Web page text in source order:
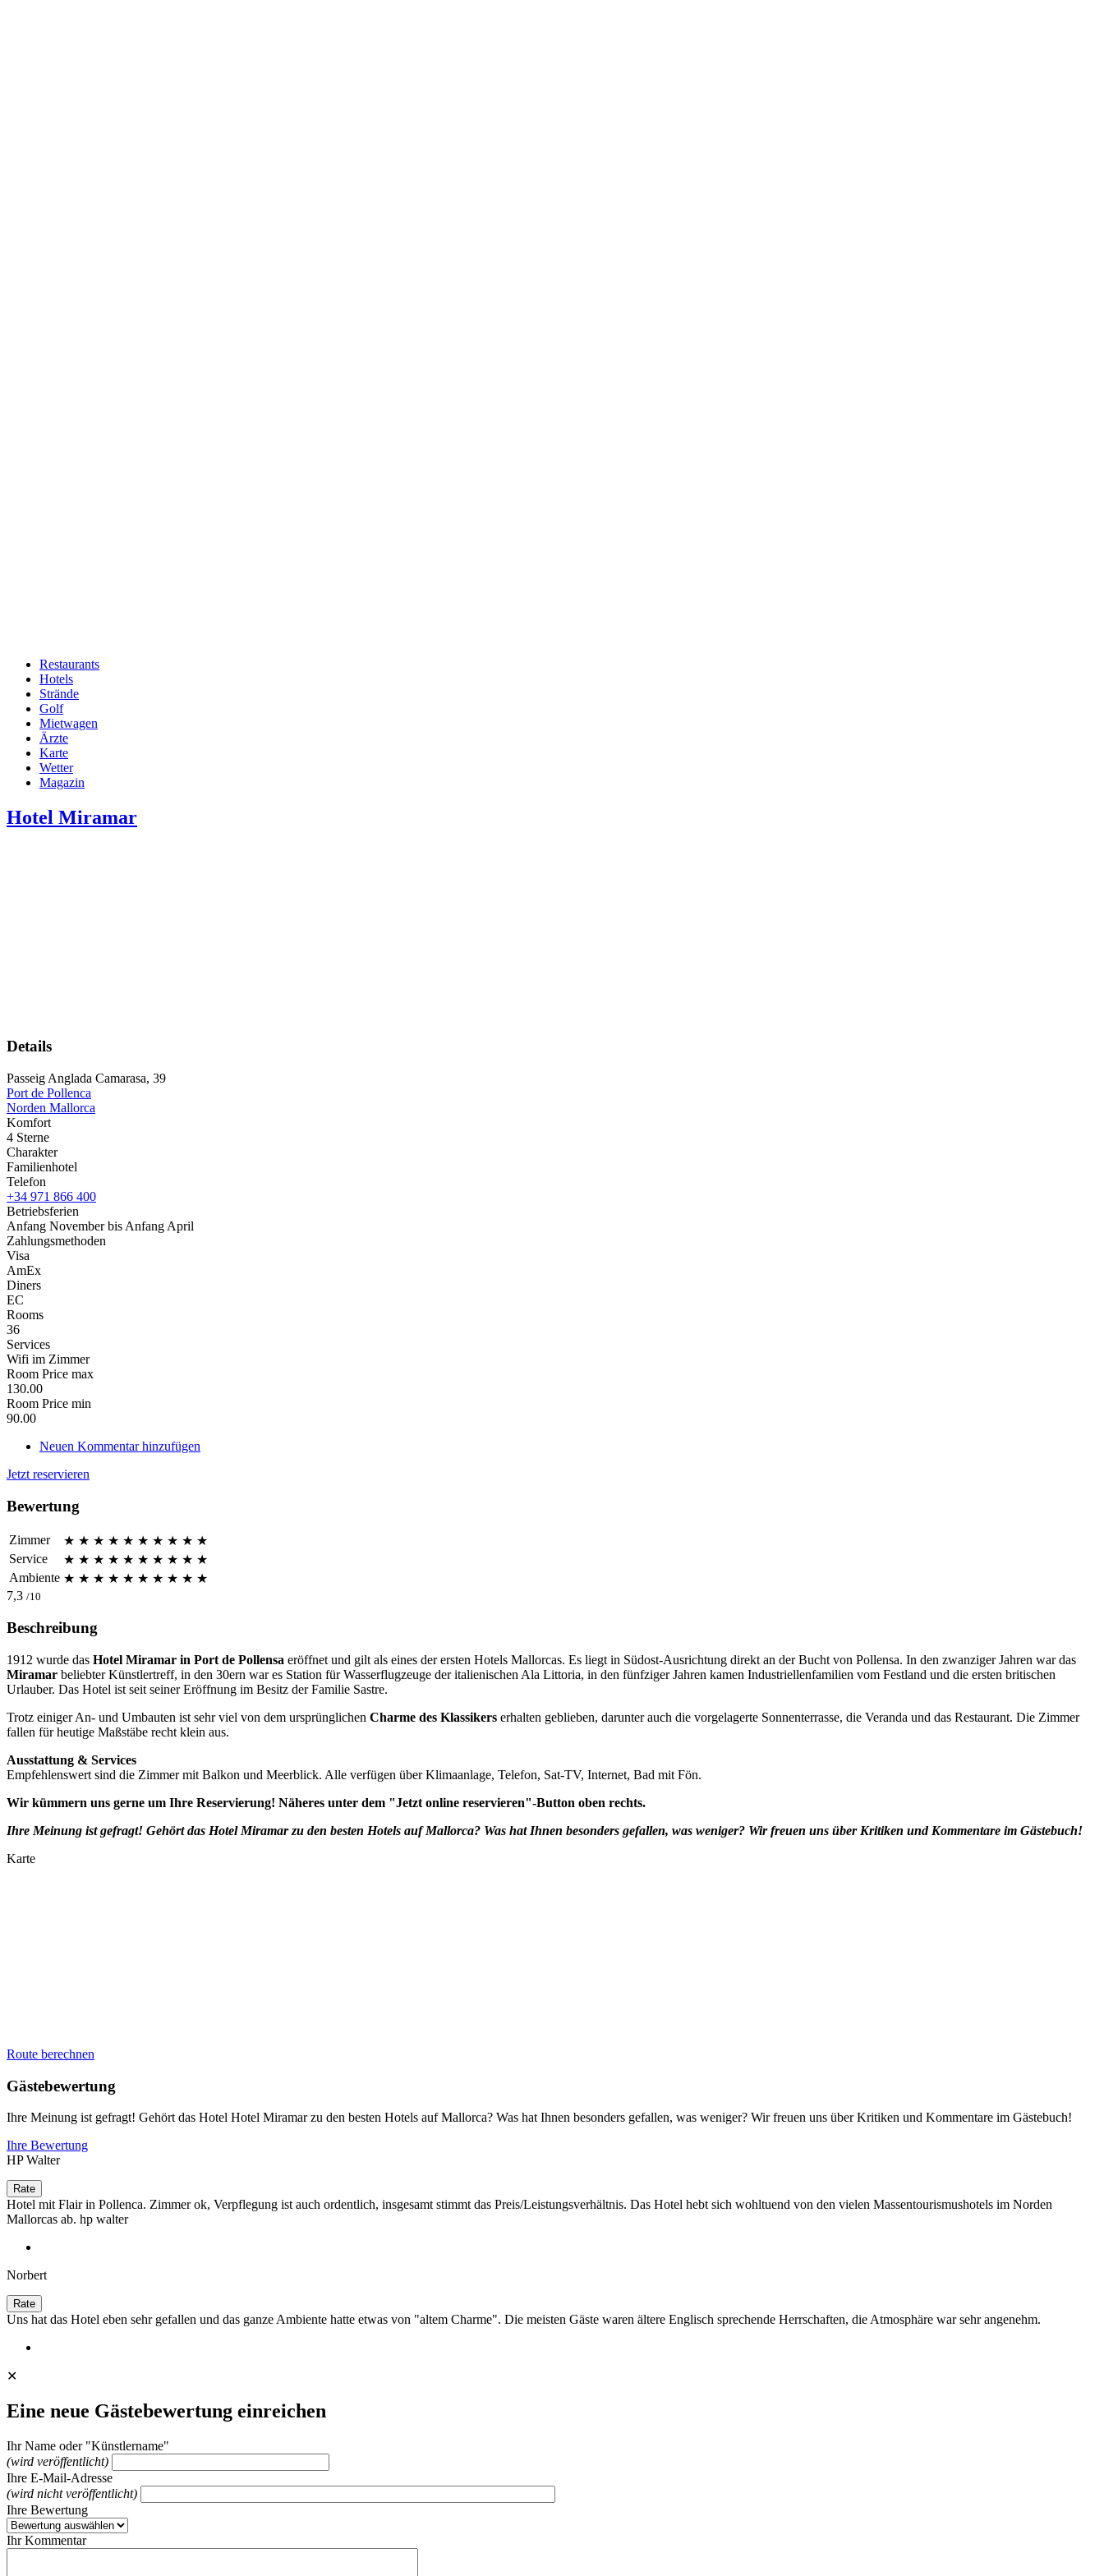
Hauptnavigation
Restaurants
Hotels
Strände
Golf
Mietwagen
Ärzte
Karte
Wetter
Magazin
Hotel Miramar
Details
Passeig Anglada Camarasa, 39
Port de Pollenca
Norden Mallorca
Komfort
4 Sterne
Charakter
Familienhotel
Telefon
+34 971 866 400
Betriebsferien
Anfang November bis Anfang April
Zahlungsmethoden
Visa
AmEx
Diners
EC
Rooms
36
Services
Wifi im Zimmer
Room Price max
130.00
Room Price min
90.00
Neuen Kommentar hinzufügen
Jetzt reservieren
Bewertung
Zimmer ★ ★ ★ ★ ★ ★ ★ ★ ★ ★
Service
★ ★ ★ ★ ★ ★ ★ ★ ★ ★
Ambiente ★ ★ ★ ★ ★ ★ ★ ★ ★ ★
7,3 /10
Beschreibung
1912 wurde das Hotel Miramar in Port de Pollensa eröffnet und gilt als eines der ersten Hotels Mallorcas. Es liegt in Südost-Ausrichtung direkt an der Bucht von Pollensa. In den zwanziger Jahren war das
Miramar beliebter Künstlertreff, in den 30ern war es Station für Wasserflugzeuge der italienischen Ala Littoria, in den fünfziger Jahren kamen Industriellenfamilien vom Festland und die ersten britischen
Urlauber. Das Hotel ist seit seiner Eröffnung im Besitz der Familie Sastre.
Trotz einiger An- und Umbauten ist sehr viel von dem ursprünglichen Charme des Klassikers erhalten geblieben, darunter auch die vorgelagerte Sonnenterrasse, die Veranda und das Restaurant. Die Zimmer
fallen für heutige Maßstäbe recht klein aus.
Ausstattung & Services
Empfehlenswert sind die Zimmer mit Balkon und Meerblick. Alle verfügen über Klimaanlage, Telefon, Sat-TV, Internet, Bad mit Fön.
Wir kümmern uns gerne um Ihre Reservierung! Näheres unter dem "Jetzt online reservieren"-Button oben rechts.
Ihre Meinung ist gefragt! Gehört das Hotel Miramar zu den besten Hotels auf Mallorca? Was hat Ihnen besonders gefallen, was weniger? Wir freuen uns über Kritiken und Kommentare im Gästebuch!
Karte
Route berechnen
Gästebewertung
Ihre Meinung ist gefragt! Gehört das Hotel Hotel Miramar zu den besten Hotels auf Mallorca? Was hat Ihnen besonders gefallen, was weniger? Wir freuen uns über Kritiken und Kommentare im Gästebuch!
Ihre Bewertung
HP Walter
Hotel mit Flair in Pollenca. Zimmer ok, Verpflegung ist auch ordentlich, insgesamt stimmt das Preis/Leistungsverhältnis. Das Hotel hebt sich wohltuend von den vielen Massentourismushotels im Norden
Mallorcas ab. hp walter
Norbert
Uns hat das Hotel eben sehr gefallen und das ganze Ambiente hatte etwas von "altem Charme". Die meisten Gäste waren ältere Englisch sprechende Herrschaften, die Atmosphäre war sehr angenehm.
✕
Eine neue Gästebewertung einreichen
Ihr Name oder "Künstlername"
(wird veröffentlicht)
Ihre E-Mail-Adresse
(wird nicht veröffentlicht)
Ihre Bewertung
Ihr Kommentar